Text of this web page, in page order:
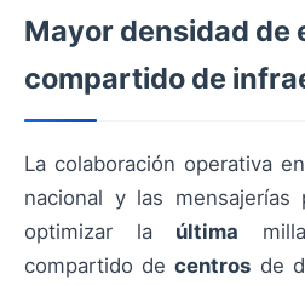
Mayor densidad de
compartido de
La colaboración operativa
nacional y las mensajerías
optimizar la última
compartido decentros de